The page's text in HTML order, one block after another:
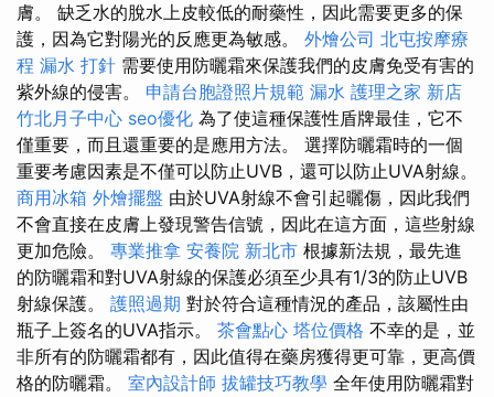
膚。 缺乏水的脫水上皮較低的耐藥性，因此需要更多的保
護，因為它對陽光的反應更為敏感。 外燴公司 北屯按摩療
程 漏水 打針 需要使用防曬霜來保護我們的皮膚免受有害的
紫外線的侵害。 申請台胞證照片規範 漏水 護理之家 新店
竹北月子中心 seo優化 為了使這種保護性盾牌最佳，它不
僅重要，而且還重要的是應用方法。 選擇防曬霜時的一個
重要考慮因素是不僅可以防止UVB，還可以防止UVA射線。
商用冰箱 外燴擺盤 由於UVA射線不會引起曬傷，因此我們
不會直接在皮膚上發現警告信號，因此在這方面，這些射線
更加危險。 專業推拿 安養院 新北市 根據新法規，最先進
的防曬霜和對UVA射線的保護必須至少具有1/3的防止UVB
射線保護。 護照過期 對於符合這種情況的產品，該屬性由
瓶子上簽名的UVA指示。 茶會點心 塔位價格 不幸的是，並
非所有的防曬霜都有，因此值得在藥房獲得更可靠，更高價
格的防曬霜。 室內設計師 拔罐技巧教學 全年使用防曬霜對